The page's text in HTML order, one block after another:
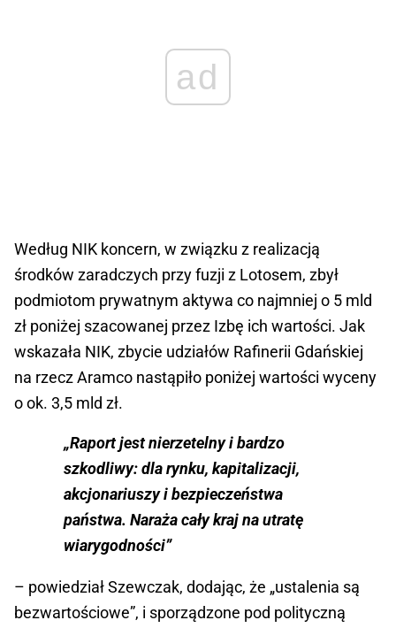
ad
Według NIK koncern, w związku z realizacją
środków zaradczych przy fuzji z Lotosem, zbył
podmiotom prywatnym aktywa co najmniej o 5 mld
zł poniżej szacowanej przez Izbę ich wartości. Jak
wskazała NIK, zbycie udziałów Rafinerii Gdańskiej
na rzecz Aramco nastąpiło poniżej wartości wyceny
o ok. 3,5 mld zł.
„Raport jest nierzetelny i bardzo
szkodliwy: dla rynku, kapitalizacji,
akcjonariuszy i bezpieczeństwa
państwa. Naraża cały kraj na utratę
wiarygodności”
– powiedział Szewczak, dodając, że „ustalenia są
bezwartościowe”, i sporządzone pod polityczną